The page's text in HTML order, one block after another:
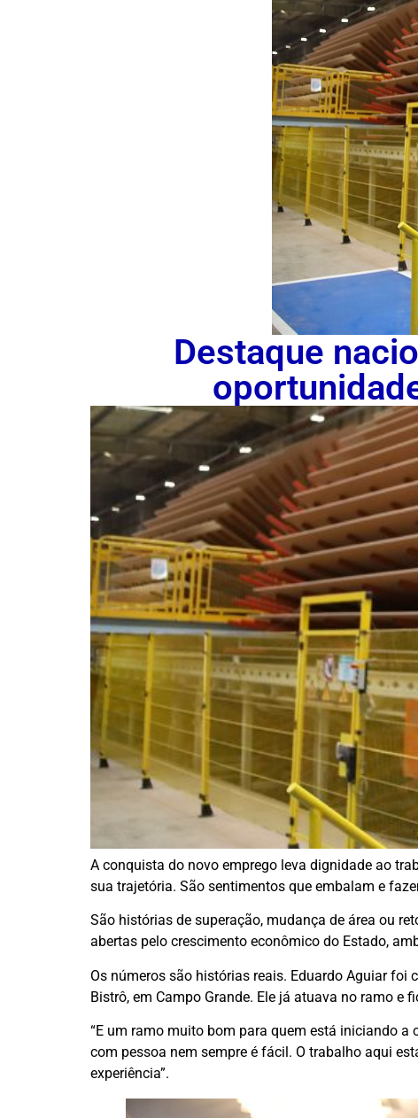
Destaque
A conquista do novo emprego leva dignidade ao
sua trajetória. São sentimentos que embalam e
São histórias de superação, mudança de área ou
abertas pelo crescimento econômico do Estado,
Os números são histórias reais. Eduardo Aguiar
Bistrô, em Campo Grande. Ele já atuava no ramo e
“E um ramo muito bom para quem está iniciando a
com pessoa nem sempre é fácil. O trabalho aqui
experiência”.